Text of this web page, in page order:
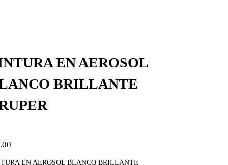
EN AEROSOL
BRILLANTE
EN AEROSOL BLANCO BRILLANTE